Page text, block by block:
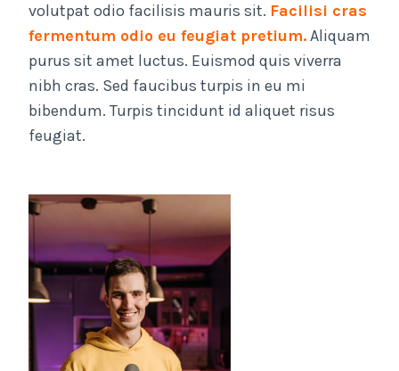
volutpat odio facilisis mauris sit. Facilisi cras
fermentum odio eu feugiat pretium.Aliquam
purus sit amet luctus. Euismod quis viverra
nibh cras. Sed faucibus turpis in eu mi
bibendum. Turpis tincidunt id aliquet risus
feugiat.